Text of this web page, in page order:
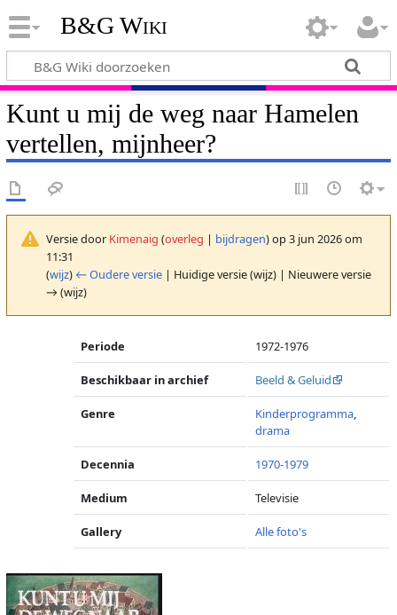
B&G Wiki
Kunt u mij de weg naar Hamelen
vertellen, mijnheer?
Versie door Kimenaig (overleg | bijdragen)op 3 jun 2026 om
11:31
(wijz) ← Oudere versie| Huidige versie (wijz) | Nieuwere versie
→ (wijz)
Periode 1972-1976
Beschikbaar in archief Beeld & Geluid
Genre Kinderprogramma,
drama
Decennia 1970-1979
Medium Televisie
Gallery Alle foto's